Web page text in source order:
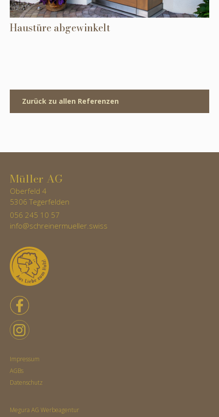
Haustüre abgewinkelt
Zurück zu allen Referenzen
Müller AG
Oberfeld 4
5306 Tegerfelden
056 245 10 57
info@schreinermueller.swiss
Impressum
AGBs
Datenschutz
Megura AG Werbeagentur